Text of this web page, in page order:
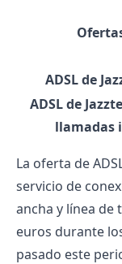
ADSL de
ADSL de
llamadas
La oferta de
servicio de
ancha y línea de
euros durante
pasado este